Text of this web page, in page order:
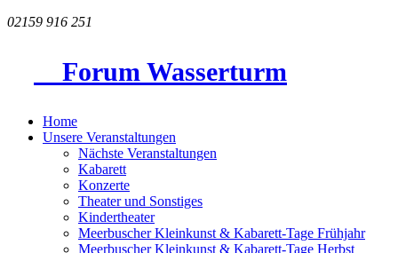
02159 916 251
Forum Wasserturm
Home
Unsere Veranstaltungen
Nächste Veranstaltungen
Kabarett
Konzerte
Theater und Sonstiges
Kindertheater
Meerbuscher Kleinkunst & Kabarett-Tage Frühjahr
Meerbuscher Kleinkunst & Kabarett-Tage Herbst